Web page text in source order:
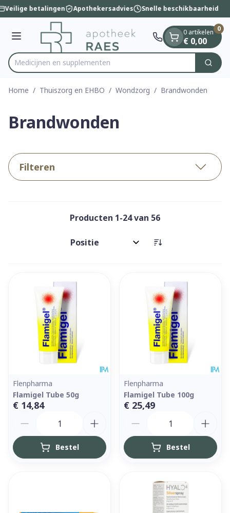
Ga naar de inhoud
1 van 1
Veilige betalingen Apothekersadvies Snelle beschikbaarheid
Menu
Product, merk, categorie...
Medicijn Zoek
0 artikelen
€ 0,00
0
Home / Thuiszorg en EHBO / Wondzorg / Brandwonden
Brandwonden
Filteren
Producten 1-24van 56
Sorteer op:
Flenpharma
Flamigel Tube 50g
€ 14,84
Bestel
Flenpharma
Flamigel Tube 100g
€ 25,49
Bestel